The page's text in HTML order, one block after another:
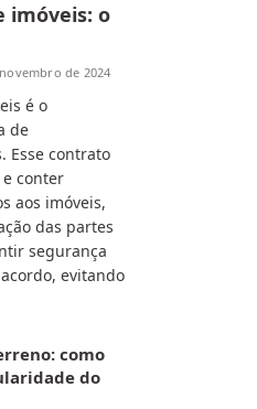
imóveis: o
de 2024
é o
de
Esse contrato
conter
aos imóveis,
das partes
segurança
evitando
como
do